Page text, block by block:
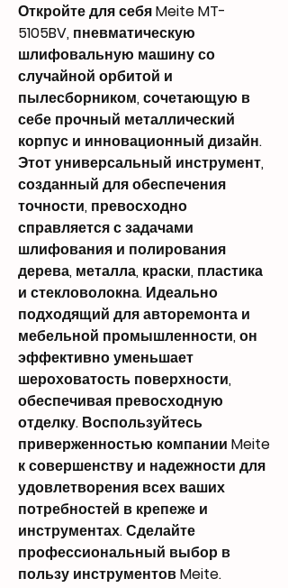
Откройте для себя Meite MT-
5105BV, пневматическую
шлифовальную машину со
случайной орбитой и
пылесборником, сочетающую в
себе прочный металлический
корпус и инновационный дизайн.
Этот универсальный инструмент,
созданный для обеспечения
точности, превосходно
справляется с задачами
шлифования и полирования
дерева, металла, краски, пластика
и стекловолокна. Идеально
подходящий для авторемонта и
мебельной промышленности, он
эффективно уменьшает
шероховатость поверхности,
обеспечивая превосходную
отделку. Воспользуйтесь
приверженностью компании Meite
к совершенству и надежности для
удовлетворения всех ваших
потребностей в крепеже и
инструментах. Сделайте
профессиональный выбор в
пользу инструментов Meite.